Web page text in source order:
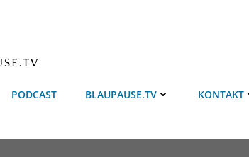
PODCAST BLAUPAUSE.TV KONTAKT